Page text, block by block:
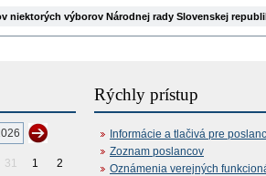
niektorých výborov Národnej rady Slovenskej
31 1
2
Rýchly prístup
Informácie a tlačivá pre
Zoznam poslancov
Oznámenia verejných